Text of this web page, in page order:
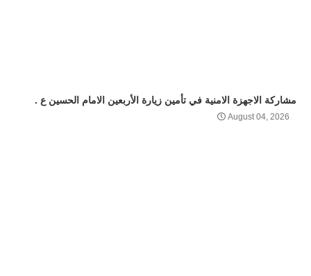
مشاركة الاجهزة الامنية في تأمين زيارة الأربعين الامام الحسين ع .
August 04, 2026